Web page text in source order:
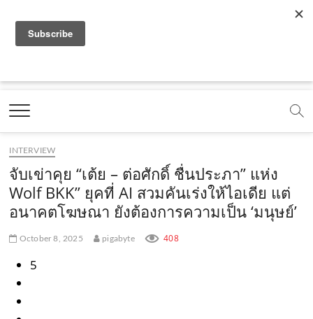
a
e
b
o
o
k
.
c
o
o
t
b
e
.
c
o
x
.
c
e
m
t
g
a
m
.
t
k
c
o
m
Marketing Oops!
DIGITAL | CREATIVE | ADVERTISING | CAMPAIGN |
INTERVIEW
จับเข่าคุย “เต้ย – ต่อศักดิ์ ชื่นประภา” แห่ง
Wolf BKK” ยุคที่ AI สวมคันเร่งให้ไอเดีย แต่
อนาคตโฆษณา ยังต้องการความเป็น ‘มนุษย์’
October 8, 2025 pigabyte 408
5